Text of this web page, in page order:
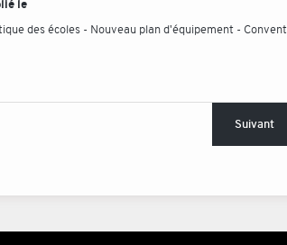
le
des écoles - Nouveau plan d'équipement -
Suivant